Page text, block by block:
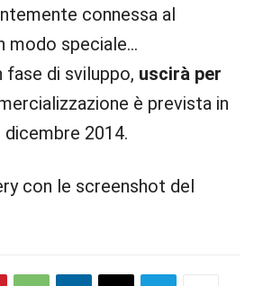
connessa al
modo speciale…
fase di sviluppo, uscirà per
è prevista in
dicembre 2014.
con le screenshot del